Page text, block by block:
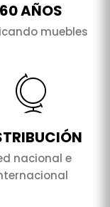
60 AÑOS
muebles
nacional e